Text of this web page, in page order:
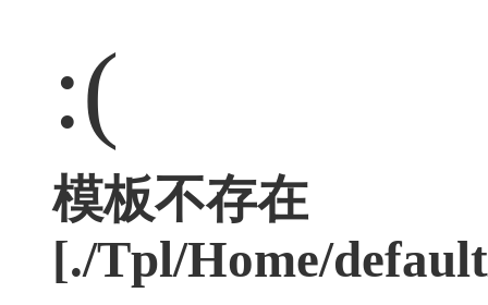
:(
模板不存在
[./Tpl/Home/